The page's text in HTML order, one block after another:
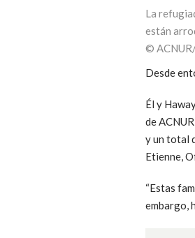
La
están
©
Desde
Él y
de
y un total
Etienne,
“Estas
embargo,